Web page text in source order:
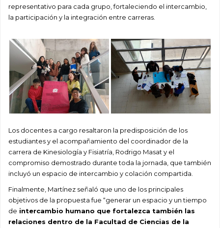
representativo para cada grupo, fortaleciendo el intercambio,
la participación y la integración entre carreras.
Los docentes a cargo resaltaron la predisposición de los
estudiantes y el acompañamiento del coordinador de la
carrera de Kinesiología y Fisiatría, Rodrigo Masat y el
compromiso demostrado durante toda la jornada, que también
incluyó un espacio de intercambio y colación compartida.
Finalmente, Martínez señaló que uno de los principales
objetivos de la propuesta fue “generar un espacio y un tiempo
de intercambio humano que fortalezca también las
relaciones dentro de la Facultad de Ciencias de la